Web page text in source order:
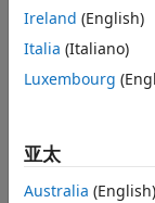
有些属性包含其
含空对象：
Ireland (English)
Italia (Italiano)
Luxembourg
亚太
Australia (English)